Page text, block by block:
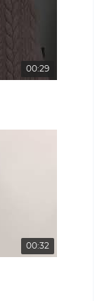
00:29
00:32